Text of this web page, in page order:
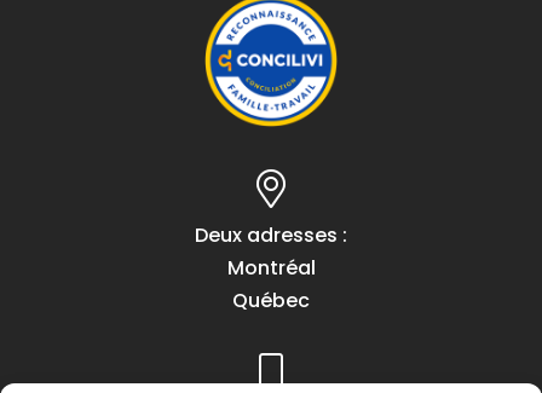
Deux adresses :
Montréal
Québec